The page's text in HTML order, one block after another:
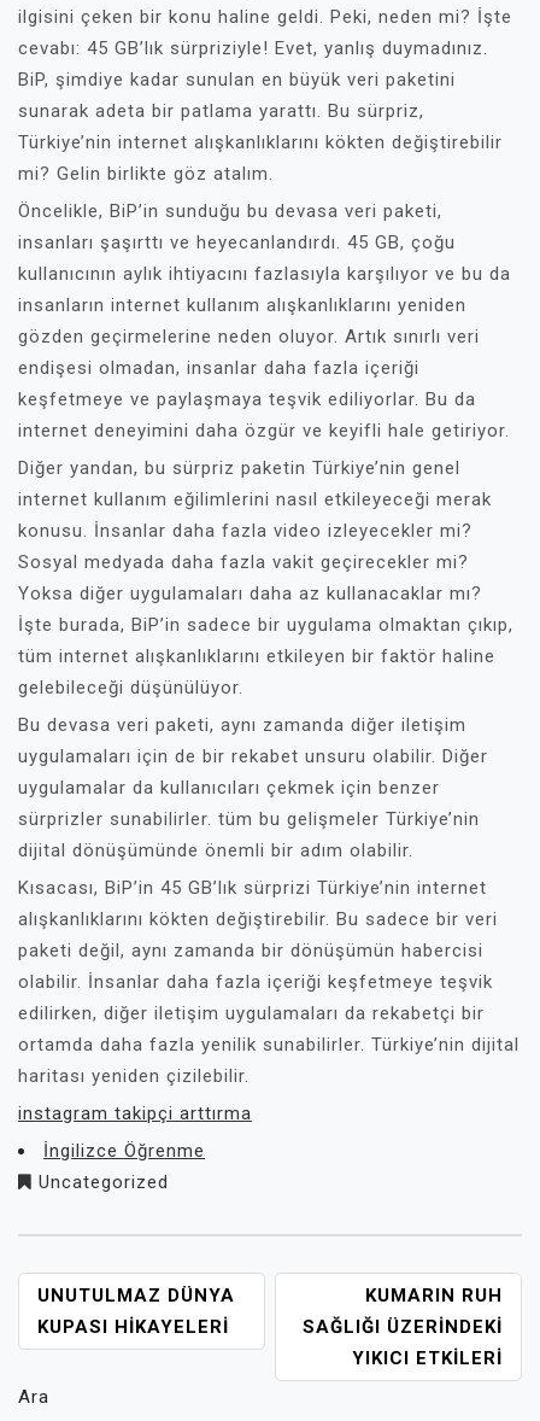
ilgisini çeken bir konu haline geldi. Peki, neden mi? İşte
cevabı: 45 GB’lık sürpriziyle! Evet, yanlış duymadınız.
BiP, şimdiye kadar sunulan en büyük veri paketini
sunarak adeta bir patlama yarattı. Bu sürpriz,
Türkiye’nin internet alışkanlıklarını kökten değiştirebilir
mi? Gelin birlikte göz atalım.
Öncelikle, BiP’in sunduğu bu devasa veri paketi,
insanları şaşırttı ve heyecanlandırdı. 45 GB, çoğu
kullanıcının aylık ihtiyacını fazlasıyla karşılıyor ve bu da
insanların internet kullanım alışkanlıklarını yeniden
gözden geçirmelerine neden oluyor. Artık sınırlı veri
endişesi olmadan, insanlar daha fazla içeriği
keşfetmeye ve paylaşmaya teşvik ediliyorlar. Bu da
internet deneyimini daha özgür ve keyifli hale getiriyor.
Diğer yandan, bu sürpriz paketin Türkiye’nin genel
internet kullanım eğilimlerini nasıl etkileyeceği merak
konusu. İnsanlar daha fazla video izleyecekler mi?
Sosyal medyada daha fazla vakit geçirecekler mi?
Yoksa diğer uygulamaları daha az kullanacaklar mı?
İşte burada, BiP’in sadece bir uygulama olmaktan çıkıp,
tüm internet alışkanlıklarını etkileyen bir faktör haline
gelebileceği düşünülüyor.
Bu devasa veri paketi, aynı zamanda diğer iletişim
uygulamaları için de bir rekabet unsuru olabilir. Diğer
uygulamalar da kullanıcıları çekmek için benzer
sürprizler sunabilirler. tüm bu gelişmeler Türkiye’nin
dijital dönüşümünde önemli bir adım olabilir.
Kısacası, BiP’in 45 GB’lık sürprizi Türkiye’nin internet
alışkanlıklarını kökten değiştirebilir. Bu sadece bir veri
paketi değil, aynı zamanda bir dönüşümün habercisi
olabilir. İnsanlar daha fazla içeriği keşfetmeye teşvik
edilirken, diğer iletişim uygulamaları da rekabetçi bir
ortamda daha fazla yenilik sunabilirler. Türkiye’nin dijital
haritası yeniden çizilebilir.
instagram takipçi arttırma
İngilizce Öğrenme
Uncategorized
YAZI
GEZINMESI
UNUTULMAZ DÜNYA
KUPASI HIKAYELERI
KUMARIN RUH
SAĞLIĞI ÜZERINDEKI
YIKICI ETKILERI
Ara